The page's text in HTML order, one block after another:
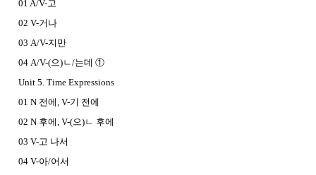
01 A/V-고
02 V-거나
03 A/V-지만
04 A/V-(으)ㄴ/는데 ①
Unit 5. Time Expressions
01 N 전에, V-기 전에
02 N 후에, V-(으)ㄴ 후에
03 V-고 나서
04 V-아/어서